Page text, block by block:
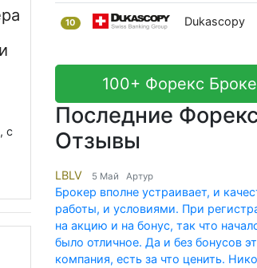
с
10 Dukascopy
100+ Форекс
Последние
Отзывы
LBLV 5 Май Артур
Брокер вполне устраивает, и
работы, и условиями. При
на акцию и на бонус, так что
было отличное. Да и без бонусов
компания, есть за что ценить.